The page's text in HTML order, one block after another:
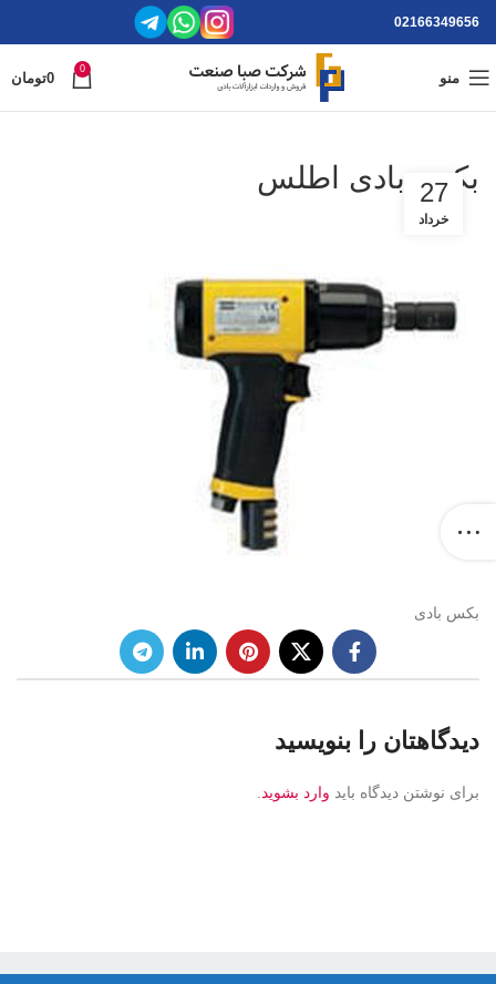
02166349656
منو
0
0تومان
بکس بادی اطلس
27
خرداد
بکس بادی
دیدگاهتان را بنویسید
برای نوشتن دیدگاه باید وارد بشوید